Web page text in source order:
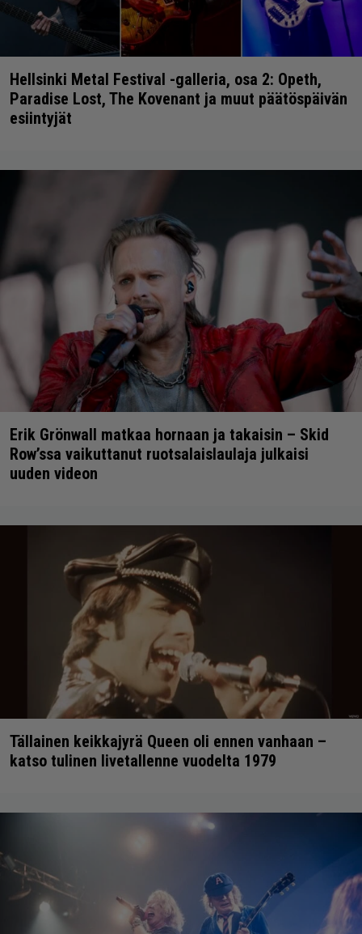
Hellsinki Metal Festival -galleria, osa 2: Opeth,
Paradise Lost, The Kovenant ja muut päätöspäivän
esiintyjät
Erik Grönwall matkaa hornaan ja takaisin – Skid
Row’ssa vaikuttanut ruotsalaislaulaja julkaisi
uuden videon
Tällainen keikkajyrä Queen oli ennen vanhaan –
katso tulinen livetallenne vuodelta 1979